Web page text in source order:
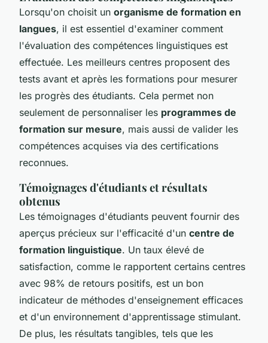
Lorsqu'on choisit un organisme de formation en
langues, il est essentiel d'examiner comment
l'évaluation des compétences linguistiques est
effectuée. Les meilleurs centres proposent des
tests avant et après les formations pour mesurer
les progrès des étudiants. Cela permet non
seulement de personnaliser les programmes de
formation sur mesure, mais aussi de valider les
compétences acquises via des certifications
reconnues.
Témoignages d'étudiants et résultats
obtenus
Les témoignages d'étudiants peuvent fournir des
aperçus précieux sur l'efficacité d'un centre de
formation linguistique. Un taux élevé de
satisfaction, comme le rapportent certains centres
avec 98% de retours positifs, est un bon
indicateur de méthodes d'enseignement efficaces
et d'un environnement d'apprentissage stimulant.
De plus, les résultats tangibles, tels que les